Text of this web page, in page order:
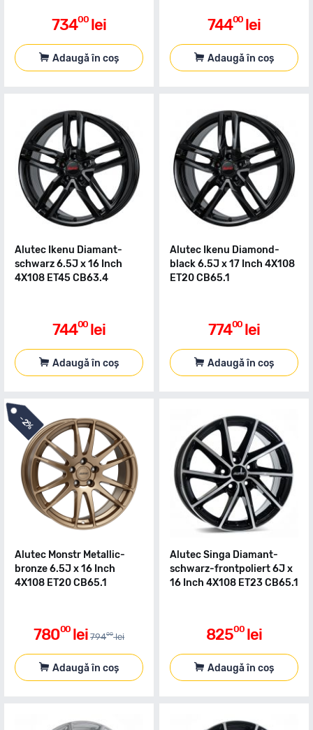
73400 lei
Adaugă în coș
74400 lei
Adaugă în coș
Alutec Ikenu Diamant-
schwarz 6.5J x 16 Inch
4X108 ET45 CB63.4
74400 lei
Adaugă în coș
Alutec Ikenu Diamond-
black 6.5J x 17 Inch 4X108
ET20 CB65.1
77400 lei
Adaugă în coș
-
2%
Alutec Monstr Metallic-
bronze 6.5J x 16 Inch
4X108 ET20 CB65.1
78000 lei 79400 lei
Adaugă în coș
Alutec Singa Diamant-
schwarz-frontpoliert 6J x
16 Inch 4X108 ET23 CB65.1
82500 lei
Adaugă în coș